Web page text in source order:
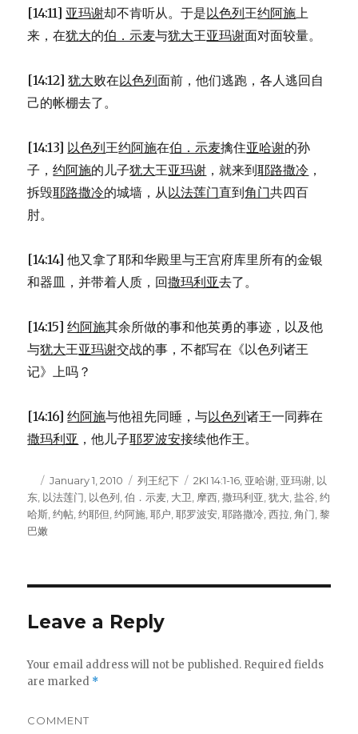
[14:11] 亚玛谢却不肯听从。于是以色列王约阿施上
来，在犹大的伯．示麦与犹大王亚玛谢面对面较量。
[14:12]犹大败在以色列面前，他们逃跑，各人逃回自
己的帐棚去了。
[14:13] 以色列王约阿施在伯．示麦擒住亚哈谢的孙
子，约阿施的儿子犹大王亚玛谢 ，就来到耶路撒冷 ，
拆毁耶路撒冷的城墙，从以法莲门直到角门共四百
肘。
[14:14] 他又拿了耶和华殿里与王宫府库里所有的金银
和器皿，并带着人质，回撒玛利亚去了。
[14:15]约阿施其余所做的事和他英勇的事迹，以及他
与犹大王亚玛谢交战的事，不都写在《以色列诸王
记》上吗？
[14:16]约阿施与他祖先同睡，与以色列诸王一同葬在
撒玛利亚 ，他儿子耶罗波安接续他作王。
Author
Posted
on
January 1, 2010 Categories
列王纪下 Tags
2KI 14:1-16 亚哈谢 亚玛谢 以
东 以法莲门 以色列 ,伯．示麦 大卫 摩西 ,撒玛利亚 ,犹大 ,盐谷 ,约
哈斯 ,约帖 ,约耶但 ,约阿施 ,耶户 ,耶罗波安 ,耶路撒冷 ,西拉 ,角门 ,黎
巴嫩
Leave a Reply
Your email address will not be published. Required fields
are marked *
COMMENT